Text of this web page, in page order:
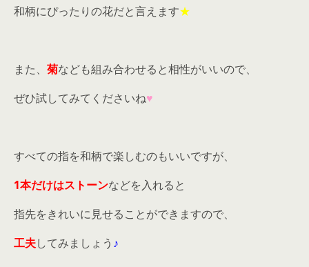
和柄にぴったりの花だと言えます★
また、 菊なども組み合わせると相性がいいので、
ぜひ試してみてくださいね♥
すべての指を和柄で楽しむのもいいですが、
1本だけはストーンなどを入れると
指先をきれいに見せることができますので、
工夫してみましょう ♪